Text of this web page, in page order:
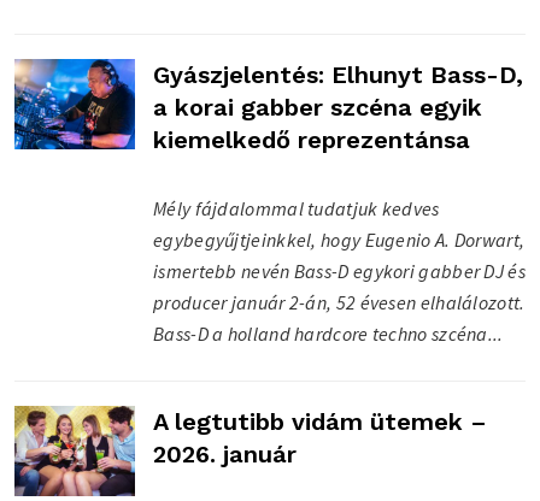
Gyászjelentés: Elhunyt Bass-D,
a korai gabber szcéna egyik
kiemelkedő reprezentánsa
Mély fájdalommal tudatjuk kedves
egybegyűjtjeinkkel, hogy Eugenio A. Dorwart,
ismertebb nevén Bass-D egykori gabber DJ és
producer január 2-án, 52 évesen elhalálozott.
Bass-D a holland hardcore techno szcéna...
A legtutibb vidám ütemek –
2026. január